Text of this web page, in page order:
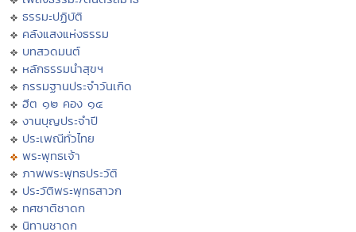
ธรรมะปฏิบัติ
คลังแสงแห่งธรรม
บทสวดมนต์
หลักธรรมนำสุขฯ
กรรมฐานประจำวันเกิด
ฮีต ๑๒ คอง ๑๔
งานบุญประจำปี
ประเพณีทั่วไทย
พระพุทธเจ้า
ภาพพระพุทธประวัติ
ประวัติพระพุทธสาวก
ทศชาติชาดก
นิทานชาดก